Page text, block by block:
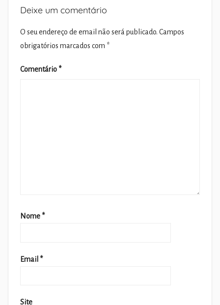
Deixe um comentário
O seu endereço de email não será publicado. Campos
obrigatórios marcados com *
Comentário *
Nome *
Email *
Site